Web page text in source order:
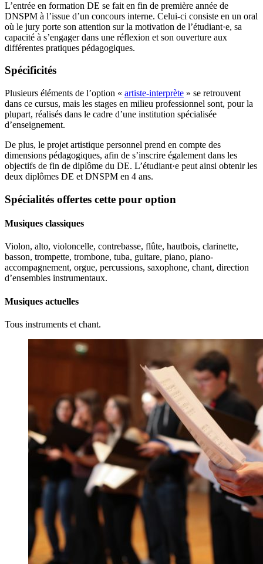
L’entrée en formation DE se fait en fin de première année de
DNSPM à l’issue d’un concours interne. Celui-ci consiste en un oral
où le jury porte son attention sur la motivation de l’étudiant·e, sa
capacité à s’engager dans une réflexion et son ouverture aux
différentes pratiques pédagogiques.
Spécificités
Plusieurs éléments de l’option « artiste-interprète » se retrouvent
dans ce cursus, mais les stages en milieu professionnel sont, pour la
plupart, réalisés dans le cadre d’une institution spécialisée
d’enseignement.
De plus, le projet artistique personnel prend en compte des
dimensions pédagogiques, afin de s’inscrire également dans les
objectifs de fin de diplôme du DE. L’étudiant·e peut ainsi obtenir les
deux diplômes DE et DNSPM en 4 ans.
Spécialités offertes cette pour option
Musiques classiques
Violon, alto, violoncelle, contrebasse, flûte, hautbois, clarinette,
basson, trompette, trombone, tuba, guitare, piano, piano-
accompagnement, orgue, percussions, saxophone, chant, direction
d’ensembles instrumentaux.
Musiques actuelles
Tous instruments et chant.